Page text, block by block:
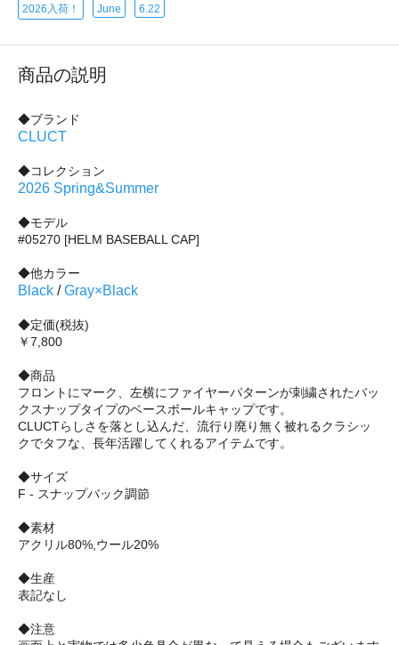
2026入荷！ June 6.22
商品の説明
◆ブランド
CLUCT
◆コレクション
2026 Spring&Summer
◆モデル
#05270 [HELM BASEBALL CAP]
◆他カラー
Black /Gray×Black
◆定価(税抜)
￥7,800
◆商品
フロントにマーク、左横にファイヤーパターンが刺繍されたバッ
クスナップタイプのベースボールキャップです。
CLUCTらしさを落とし込んだ、流行り廃り無く被れるクラシッ
クでタフな、長年活躍してくれるアイテムです。
◆サイズ
F - スナップバック調節
◆素材
アクリル80%,ウール20%
◆生産
表記なし
◆注意